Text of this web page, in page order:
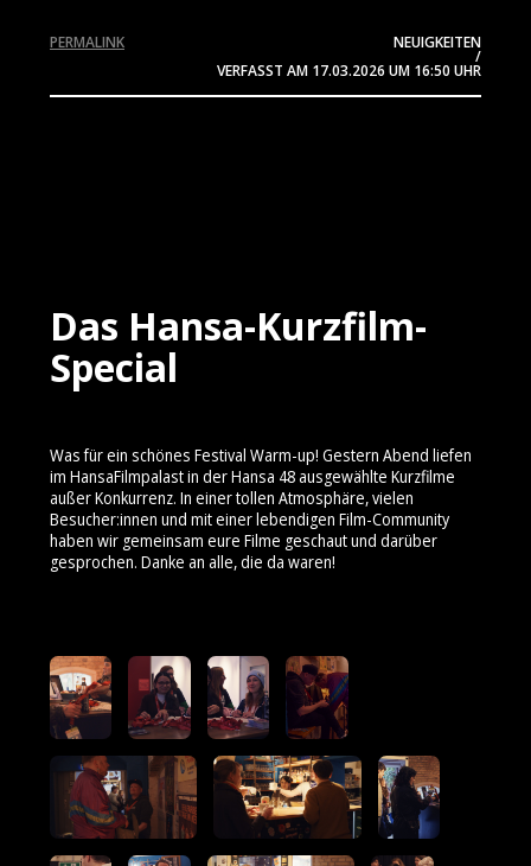
NEUIGKEITEN
/
VERFASST AM 17.03.2026 UM 16:50 UHR
PERMALINK
Das Hansa-Kurzfilm-
Special
Was für ein schönes Festival Warm-up! Gestern Abend liefen
im HansaFilmpalast in der Hansa 48 ausgewählte Kurzfilme
außer Konkurrenz. In einer tollen Atmosphäre, vielen
Besucher:innen und mit einer lebendigen Film-Community
haben wir gemeinsam eure Filme geschaut und darüber
gesprochen. Danke an alle, die da waren!